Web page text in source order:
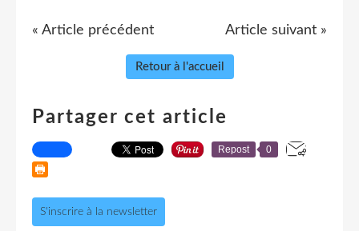
« Article précédent Article suivant »
Retour à l'accueil
Partager cet article
Repost 0
S'inscrire à la newsletter